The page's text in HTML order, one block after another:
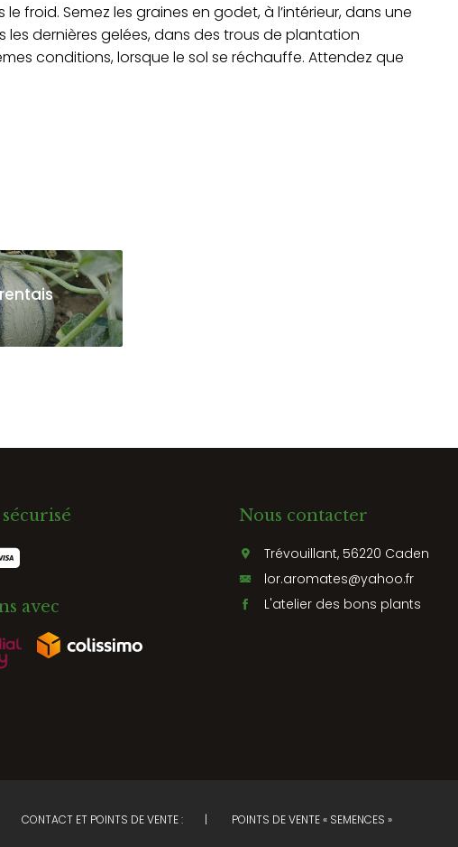
Semez les graines en godet, à l’intérieur, dans une
les dernières gelées, dans des trous de plantation
conditions, lorsque le sol se réchauffe. Attendez que
avec
Nous contacter
Trévouillant, 56220 Caden
lor.aromates@yahoo.fr
L'atelier des bons plants
CONTACT ET POINTS DE VENTE : POINTS DE VENTE « SEMENCES »